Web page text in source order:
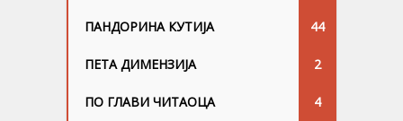
ПАНДОРИНА КУТИЈА 44
ПЕТА ДИМЕНЗИЈА 2
ПО ГЛАВИ ЧИТАОЦА 4